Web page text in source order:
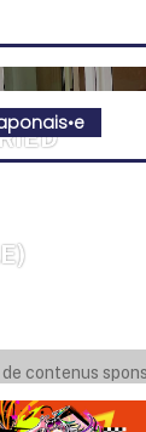
de contenus